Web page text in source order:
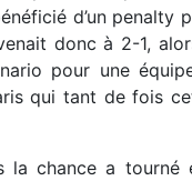
d’un
donc à 2-1,
pour une
qui tant de fois
la chance a tourné